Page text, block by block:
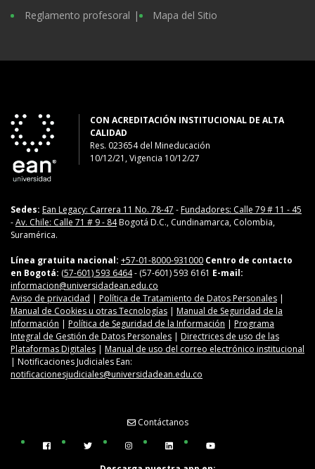
Reglamento profesoral
Mapa del Sitio
CON ACREDITACIÓN INSTITUCIONAL DE ALTA
CALIDAD
Res. 023654del Mineducación
10/12/21, Vigencia 10/12/27
Sedes: Ean Legacy: Carrera 11 No. 78-47 -Fundadores: Calle 79 # 11 - 45
-Av. Chile: Calle 71 # 9 - 84Bogotá D.C., Cundinamarca, Colombia,
Suramérica.
Línea gratuita nacional: +57-01-8000-931000 Centro de contacto
en Bogotá: (57-601) 593 6464- (57-601) 593 6161 E-mail:
informacion@universidadean.edu.co
Aviso de privacidad
Política de Tratamiento de Datos Personales
Manual de Cookies u otras Tecnologías
Manual de Seguridad de la
Información
Política de Seguridad de la Información
Programa
Integral de Gestión de Datos Personales
Directrices de uso de las
Plataformas Digitales
Manual de uso del correo electrónico institucional
| Notificaciones Judiciales Ean:
notificacionesjudiciales@universidadean.edu.co
Contáctanos